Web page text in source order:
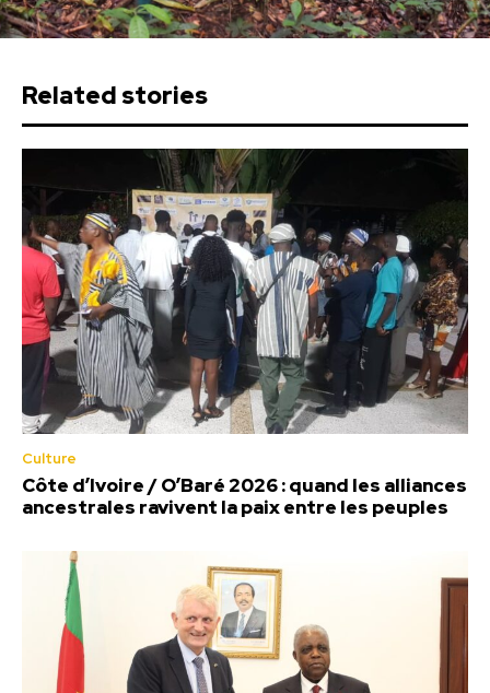
Related stories
Culture
Côte d’Ivoire / O’Baré 2026 : quand les alliances
ancestrales ravivent la paix entre les peuples